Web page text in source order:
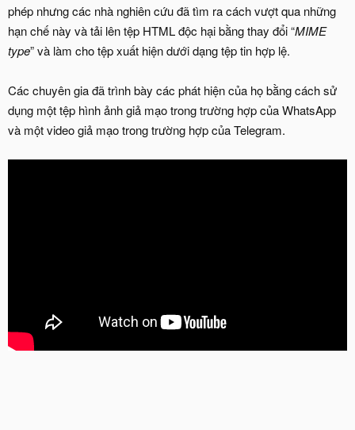
phép nhưng các nhà nghiên cứu đã tìm ra cách vượt qua những
hạn chế này và tải lên tệp HTML độc hại bằng thay đổi “MIME
type” và làm cho tệp xuất hiện dưới dạng tệp tin hợp lệ.
Các chuyên gia đã trình bày các phát hiện của họ bằng cách sử
dụng một tệp hình ảnh giả mạo trong trường hợp của WhatsApp
và một video giả mạo trong trường hợp của Telegram.